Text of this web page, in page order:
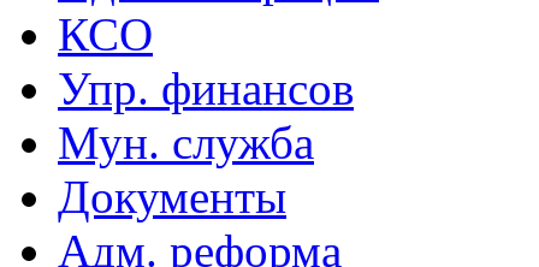
КСО
Упр. финансов
Мун. служба
Документы
Адм. реформа